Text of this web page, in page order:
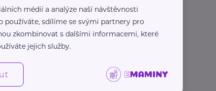
médií a analýze naší návštěvnosti
používáte, sdílíme se svými partnery pro
zkombinovat s dalšími informacemi, které
jejich služby.